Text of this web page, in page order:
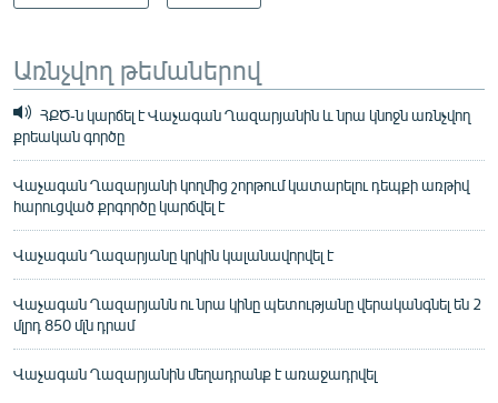
Առնչվող թեմաներով
ՀՔԾ-ն կարճել է Վաչագան Ղազարյանին և նրա կնոջն առնչվող
քրեական գործը
Վաչագան Ղազարյանի կողմից շորթում կատարելու դեպքի առթիվ
հարուցված քրգործը կարճվել է
Վաչագան Ղազարյանը կրկին կալանավորվել է
Վաչագան Ղազարյանն ու նրա կինը պետությանը վերականգնել են 2
մլրդ 850 մլն դրամ
Վաչագան Ղազարյանին մեղադրանք է առաջադրվել